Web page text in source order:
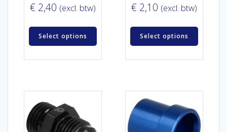
€ 2,40 (excl. btw)
Select options
€ 2,10 (excl. btw)
Select options